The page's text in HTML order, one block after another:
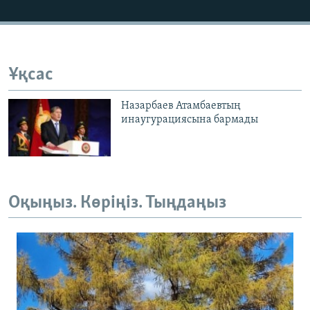
Ұқсас
Назарбаев Атамбаевтың
инаугурациясына бармады
Оқыңыз. Көріңіз. Тыңдаңыз